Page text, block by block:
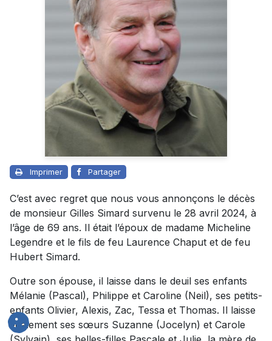
Imprimer Partager
C’est avec regret que nous vous annonçons le décès
de monsieur Gilles Simard survenu le 28 avril 2024, à
l’âge de 69 ans. Il était l’époux de madame Micheline
Legendre et le fils de feu Laurence Chaput et de feu
Hubert Simard.
Outre son épouse, il laisse dans le deuil ses enfants
Mélanie (Pascal), Philippe et Caroline (Neil), ses petits-
enfants Olivier, Alexis, Zac, Tessa et Thomas. Il laisse
également ses sœurs Suzanne (Jocelyn) et Carole